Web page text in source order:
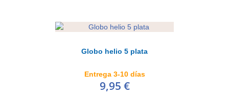
3,99 €
Globo helio 5 plata
Entrega 3-10 días
9,95 €